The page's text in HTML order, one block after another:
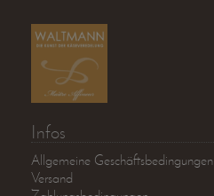
Infos
Allgemeine Geschäftsbedingungen
Versand